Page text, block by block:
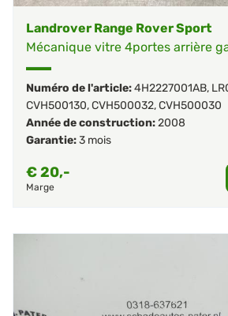
Landrover Range Rover Sport
Mécanique vitre 4portes arrière
Numéro de l'article:4H2227001AB,
CVH500130,CVH500032,CVH500030
Année de construction:2008
Garantie:3 mois
€20,-
Marge